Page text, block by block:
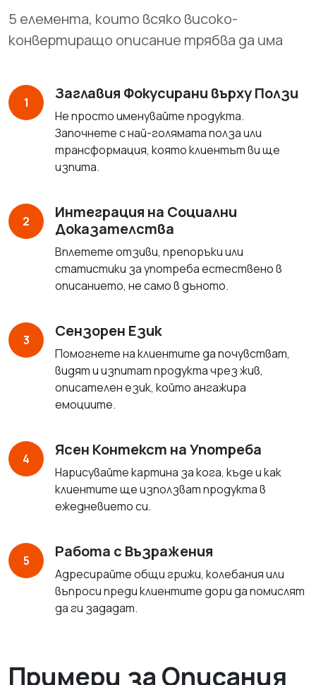
5 елемента, които всяко високо-
конвертиращо описание трябва да има
1 Заглавия Фокусирани върху Ползи
Не просто именувайте продукта.
Започнете с най-голямата полза или
трансформация, която клиентът ви ще
изпита.
2
Интеграция на Социални
Доказателства
Вплетете отзиви, препоръки или
статистики за употреба естествено в
описанието, не само в дъното.
3 Сензорен Език
Помогнете на клиентите да почувстват,
видят и изпитат продукта чрез жив,
описателен език, който ангажира
емоциите.
4 Ясен Контекст на Употреба
Нарисувайте картина за кога, къде и как
клиентите ще използват продукта в
ежедневието си.
5 Работа с Възражения
Адресирайте общи грижи, колебания или
въпроси преди клиентите дори да помислят
да ги зададат.
Примери за Описания